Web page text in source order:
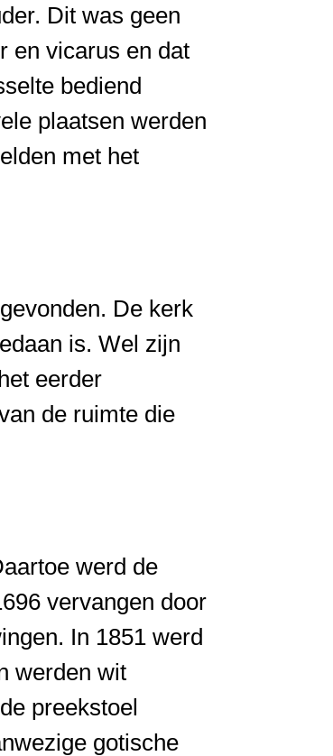
Dit was geen
en vicarus en dat
bediend
plaatsen werden
met het
De kerk
is. Wel zijn
eerder
de ruimte die
werd de
vervangen door
In 1851 werd
werden wit
preekstoel
gotische